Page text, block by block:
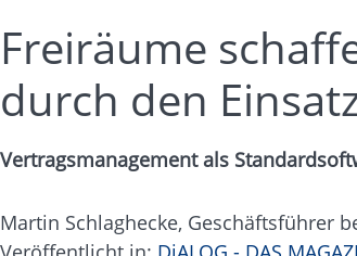
Freiräume
durch den
Vertragsmanagement als
Martin Schlaghecke, Geschäftsführer